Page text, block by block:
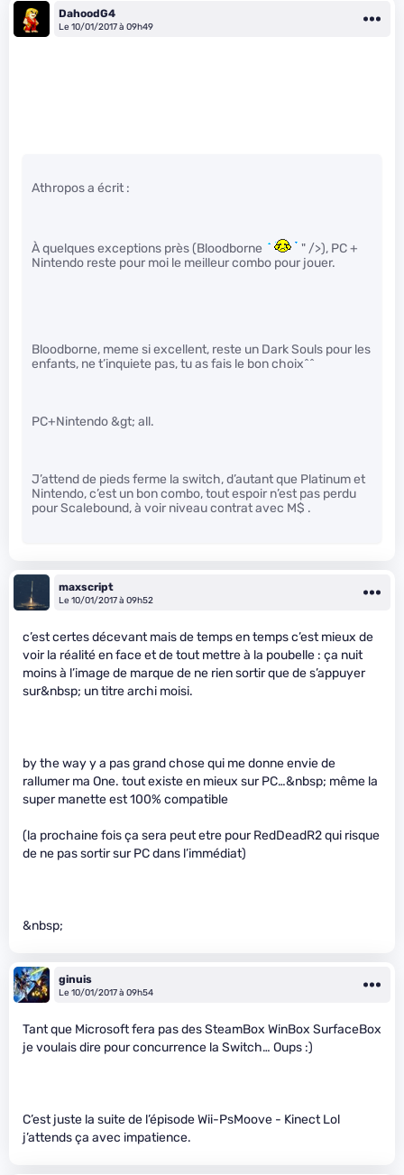
DahoodG4
Le 10/01/2017 à 09h49
Athropos a écrit :
À quelques exceptions près (Bloodborne
" />), PC +
Nintendo reste pour moi le meilleur combo pour jouer.
Bloodborne, meme si excellent, reste un Dark Souls pour les
enfants, ne t’inquiete pas, tu as fais le bon choix^^
PC+Nintendo &gt; all.
J’attend de pieds ferme la switch, d’autant que Platinum et
Nintendo, c’est un bon combo, tout espoir n’est pas perdu
pour Scalebound, à voir niveau contrat avec M$ .
maxscript
Le 10/01/2017 à 09h52
c’est certes décevant mais de temps en temps c’est mieux de
voir la réalité en face et de tout mettre à la poubelle : ça nuit
moins à l’image de marque de ne rien sortir que de s’appuyer
sur&nbsp; un titre archi moisi.
by the way y a pas grand chose qui me donne envie de
rallumer ma One. tout existe en mieux sur PC…&nbsp; même la
super manette est 100% compatible
(la prochaine fois ça sera peut etre pour RedDeadR2 qui risque
de ne pas sortir sur PC dans l’immédiat)
&nbsp;
ginuis
Le 10/01/2017 à 09h54
Tant que Microsoft fera pas des SteamBox WinBox SurfaceBox
je voulais dire pour concurrence la Switch… Oups :)
C’est juste la suite de l’épisode Wii-PsMoove - Kinect Lol
j’attends ça avec impatience.